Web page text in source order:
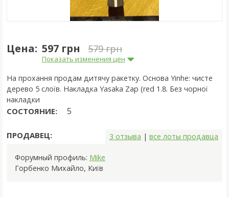
Цена: 597 грн 579 грн
Показать изменения цен
На прохання продам дитячу ракетку. Основа Yinhe: чисте
дерево 5 слоїв. Hакладка Yasaka Zap (red 1.8. Без чорної
накладки
СОСТОЯНИЕ: 5
ПРОДАВЕЦ: 3 отзыва |все лоты продавца
Форумный профиль: Mike
Горбенко Михайло, Київ